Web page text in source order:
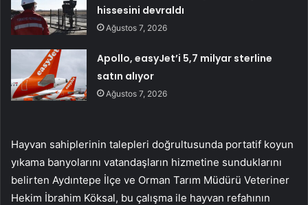
hissesini devraldı
Ağustos 7, 2026
Apollo, easyJet’i 5,7 milyar sterline
satın alıyor
Ağustos 7, 2026
Hayvan sahiplerinin talepleri doğrultusunda portatif koyun
yıkama banyolarını vatandaşların hizmetine sunduklarını
belirten Aydıntepe İlçe ve Orman Tarım Müdürü Veteriner
Hekim İbrahim Köksal, bu çalışma ile hayvan refahının